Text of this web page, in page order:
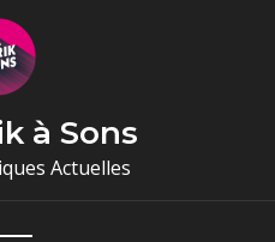
à Sons
Actuelles